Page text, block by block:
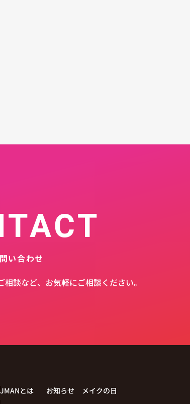
い合わせ
談など、お気軽にご相談ください。
JMANとは
お知らせ
メイクの日